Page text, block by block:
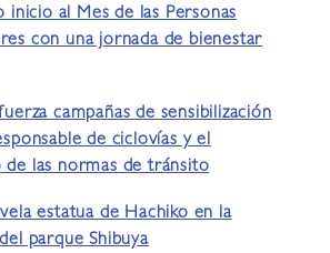
inicio al Mes de las Personas
con una jornada de bienestar
campañas de sensibilización
de ciclovías y el
las normas de tránsito
estatua de Hachiko en la
parque Shibuya